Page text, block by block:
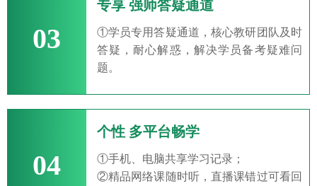
03
专享 强师答疑通道
①学员专用答疑通道，核心教研团队及时
答疑，耐心解惑，解决学员备考疑难问
题。
04
个性 多平台畅学
①手机、电脑共享学习记录；
②精品网络课随时听，直播课错过可看回